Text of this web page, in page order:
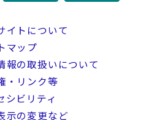
イトについて
マップ
報の取扱いについて
・リンク等
シビリティ
示の変更など